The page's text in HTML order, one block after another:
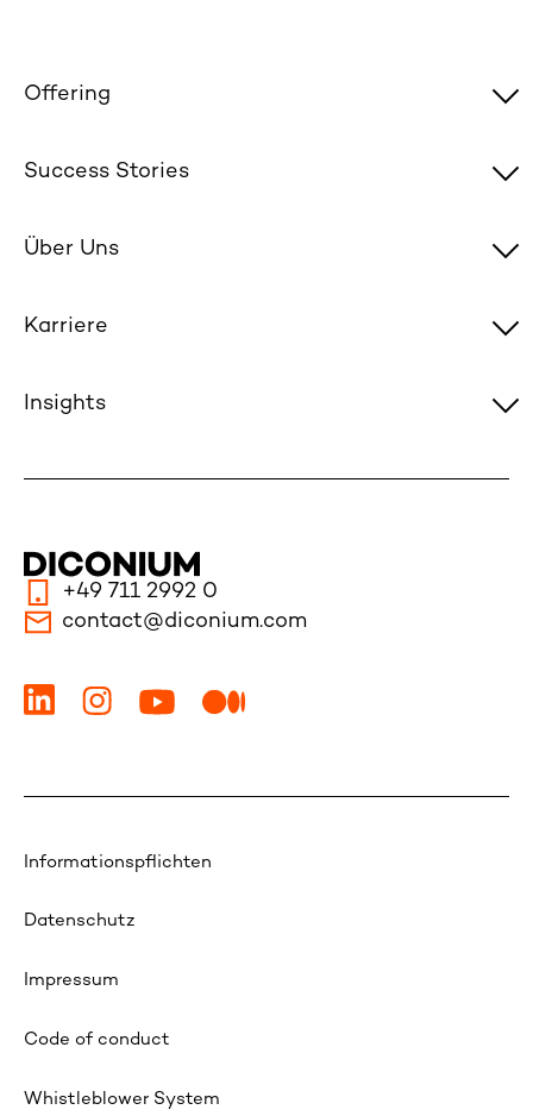
Offering
Success Stories
Über Uns
Karriere
Insights
+49 711 2992 0
contact@diconium.com
Informationspflichten
Datenschutz
Impressum
Code of conduct
Whistleblower System